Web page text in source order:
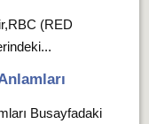
(RED
Busayfadaki